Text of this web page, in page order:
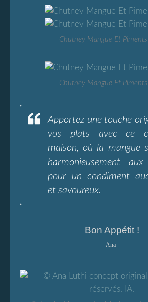
Chutney Mangue Et Piments
Chutney Mangue Et Piments
Apportez une touche
vos plats avec ce
maison, où la mangue
harmonieusement aux
pour un condiment
et savoureux.
Bon Appétit !
Ana